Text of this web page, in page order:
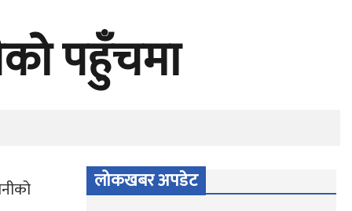
पहुँचमा
लोकखबर अपडेट